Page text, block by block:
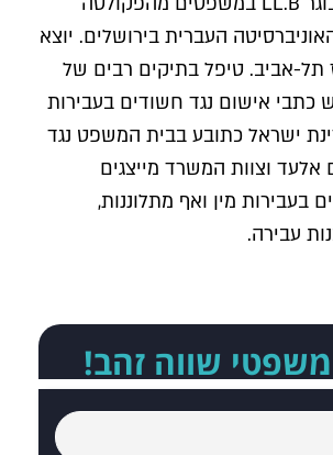
העברית בירושלים. יוצא
תל-אביב. טיפל בתיקים רבים של
כתבי אישום נגד חשודים בעבירות
ישראל כתובע בבית המשפט נגד
אלעד וצוות המשרד מייצגים
בעבירות מין ואף מתלוננות,
עבירה.
משפטי שווה זהב!